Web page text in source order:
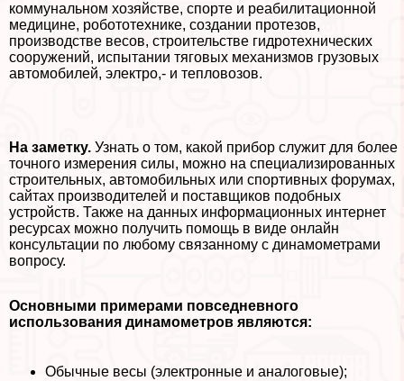
коммунальном хозяйстве, спорте и реабилитационной
медицине, робототехнике, создании протезов,
производстве весов, строительстве гидротехнических
сооружений, испытании тяговых механизмов грузовых
автомобилей, электро,- и тепловозов.
На заметку. Узнать о том, какой прибор служит для более
точного измерения силы, можно на специализированных
строительных, автомобильных или спортивных форумах,
сайтах производителей и поставщиков подобных
устройств. Также на данных информационных интернет
ресурсах можно получить помощь в виде онлайн
консультации по любому связанному с динамометрами
вопросу.
Основными примерами повседневного
использования динамометров являются:
Обычные весы (электронные и аналоговые);